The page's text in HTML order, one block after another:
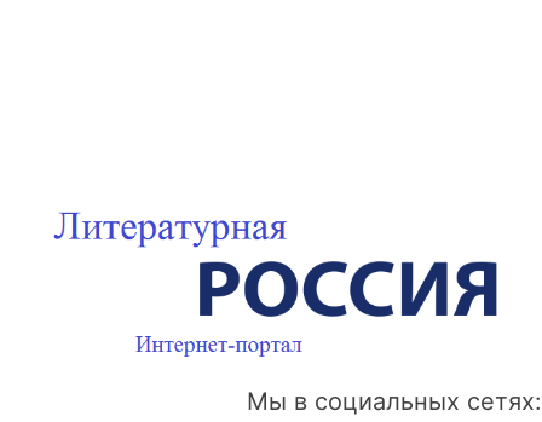
Мы в социальных сетях: